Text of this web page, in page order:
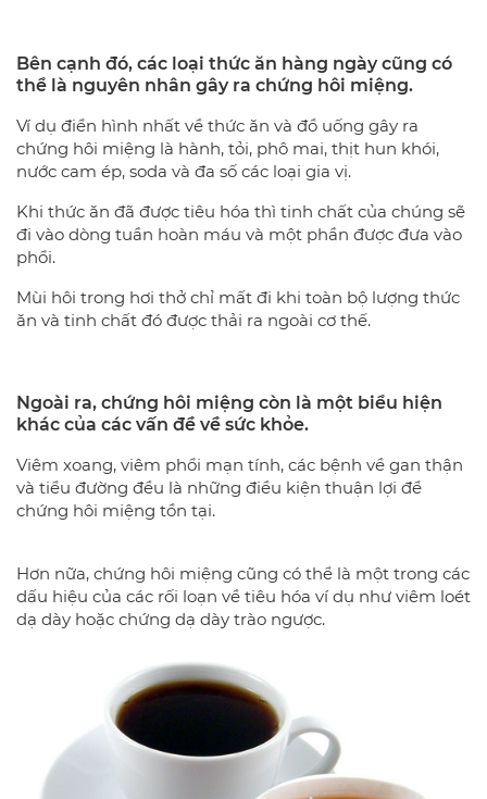
Bên cạnh đó, các loại thức ăn hàng ngày cũng có
thể là nguyên nhân gây ra chứng hôi miệng.
Ví dụ điển hình nhất về thức ăn và đồ uống gây ra
chứng hôi miệng là hành, tỏi, phô mai, thịt hun khói,
nước cam ép, soda và đa số các loại gia vị.
Khi thức ăn đã được tiêu hóa thì tinh chất của chúng sẽ
đi vào dòng tuần hoàn máu và một phần được đưa vào
phổi.
Mùi hôi trong hơi thở chỉ mất đi khi toàn bộ lượng thức
ăn và tinh chất đó được thải ra ngoài cơ thế.
Ngoài ra, chứng hôi miệng còn là một biểu hiện
khác của các vấn đề về sức khỏe.
Viêm xoang, viêm phổi mạn tính, các bệnh về gan thận
và tiểu đường đều là những điều kiện thuận lợi để
chứng hôi miệng tồn tại.
Hơn nữa, chứng hôi miệng cũng có thể là một trong các
dấu hiệu của các rối loạn về tiêu hóa ví dụ như viêm loét
dạ dày hoặc chứng dạ dày trào ngược.